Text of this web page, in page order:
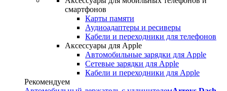
смартфонов
Карты памяти
Аудиоадаптеры и ресиверы
Кабели и переходники для телефонов
Аксессуары для Apple
Автомобильные зарядки для Apple
Сетевые зарядки для Apple
Кабели и переходники для Apple
Рекомендуем